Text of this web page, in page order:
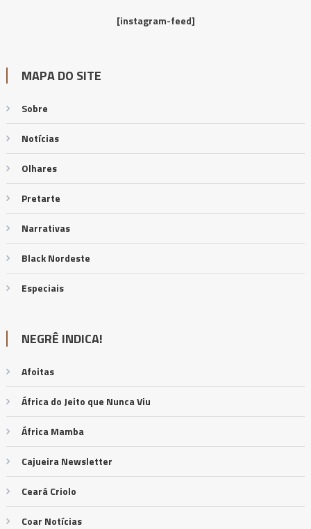
[instagram-feed]
MAPA DO SITE
Sobre
Notícias
Olhares
Pretarte
Narrativas
Black Nordeste
Especiais
NEGRÊ INDICA!
Afoitas
África do Jeito que Nunca Viu
África Mamba
Cajueira Newsletter
Ceará Criolo
Coar Notícias